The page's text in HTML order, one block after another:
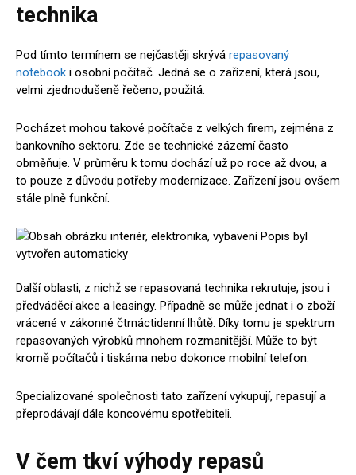
technika
Pod tímto termínem se nejčastěji skrývá repasovaný
notebook i osobní počítač. Jedná se o zařízení, která jsou,
velmi zjednodušeně řečeno, použitá.
Pocházet mohou takové počítače z velkých firem, zejména z
bankovního sektoru. Zde se technické zázemí často
obměňuje. V průměru k tomu dochází už po roce až dvou, a
to pouze z důvodu potřeby modernizace. Zařízení jsou ovšem
stále plně funkční.
Další oblasti, z nichž se repasovaná technika rekrutuje, jsou i
předváděcí akce a leasingy. Případně se může jednat i o zboží
vrácené v zákonné čtrnáctidenní lhůtě. Díky tomu je spektrum
repasovaných výrobků mnohem rozmanitější. Může to být
kromě počítačů i tiskárna nebo dokonce mobilní telefon.
Specializované společnosti tato zařízení vykupují, repasují a
přeprodávají dále koncovému spotřebiteli.
V čem tkví výhody repasů